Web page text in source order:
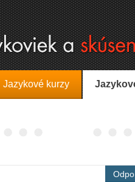
Jazykové kurzy